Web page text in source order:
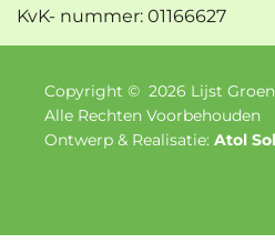
KvK- nummer: 01166627
Copyright © 2026 Lijst
Alle Rechten Voorbehouden
Ontwerp & Realisatie: Atol